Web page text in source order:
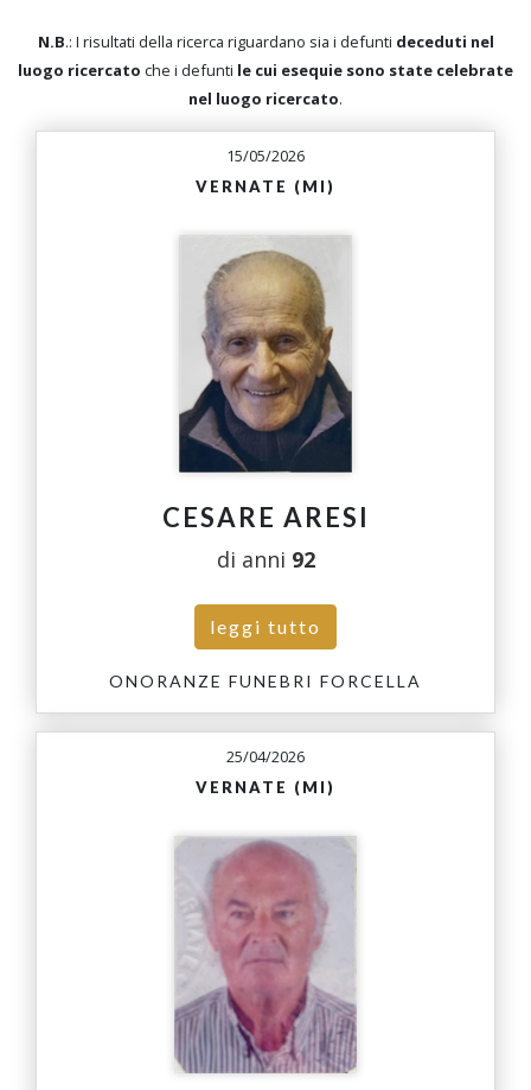
N.B.: I risultati della ricerca riguardano sia i defunti deceduti nel
luogo ricercato che i defunti le cui esequie sono state celebrate
nel luogo ricercato.
15/05/2026
VERNATE (MI)
CESARE ARESI
di anni 92
leggi tutto
ONORANZE FUNEBRI FORCELLA
25/04/2026
VERNATE (MI)